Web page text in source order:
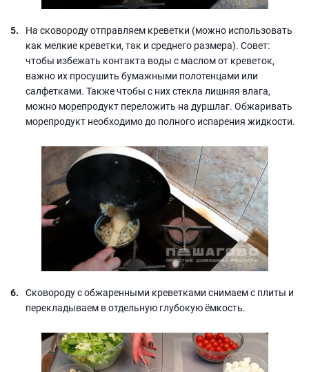
На сковороду отправляем креветки (можно использовать
как мелкие креветки, так и среднего размера). Совет:
чтобы избежать контакта воды с маслом от креветок,
важно их просушить бумажными полотенцами или
салфетками. Также чтобы с них стекла лишняя влага,
можно морепродукт переложить на дуршлаг. Обжаривать
морепродукт необходимо до полного испарения жидкости.
Сковороду с обжаренными креветками снимаем с плиты и
перекладываем в отдельную глубокую ёмкость.